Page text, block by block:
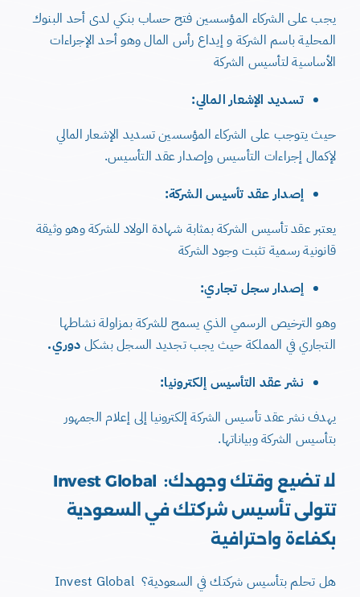
يجب على الشركاء المؤسسين فتح حساب بنكي لدى أحد البنوك
المحلية باسم الشركة و إيداع رأس المال وهو أحد الإجراءات
الأساسية لتأسيس الشركة
تسديد الإشعار المالي:
حيث يتوجب على الشركاء المؤسسين تسديد الإشعار المالي
لإكمال إجراءات التأسيس وإصدار عقد التأسيس.
إصدار عقد تأسيس الشركة:
يعتبر عقد تأسيس الشركة بمثابة شهادة الولاد للشركة وهو وثيقة
قانونية رسمية تثبت وجود الشركة
إصدار سجل تجاري:
وهو الترخيص الرسمي الذي يسمح للشركة بمزاولة نشاطها
التجاري في المملكة حيث يجب تجديد السجل بشكل دوري.
نشر عقد التأسيس إلكترونيا:
يهدف نشر عقد تأسيس الشركة إلكترونيا إلى إعلام الجمهور
بتأسيس الشركة وبياناتها.
لا تضيع وقتك وجهدك: Invest Global
تتولى تأسيس شركتك في السعودية
بكفاءة واحترافية
هل تحلم بتأسيس شركتك في السعودية؟ Invest Global